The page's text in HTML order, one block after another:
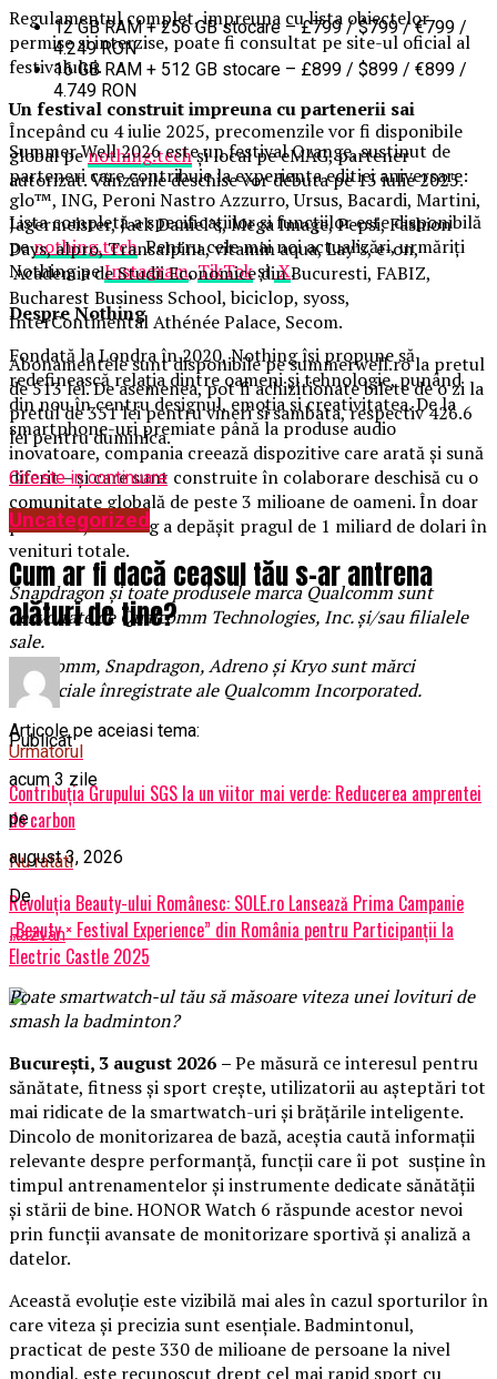
12 GB RAM + 256 GB stocare – £799 / $799 / €799 /
4.249 RON
16 GB RAM + 512 GB stocare – £899 / $899 / €899 /
4.749 RON
Începând cu 4 iulie 2025, precomenzile vor fi disponibile
global penothing.techși local pe eMAG, partener
autorizat. Vânzările deschise vor debuta pe 15 iulie 2025.
Lista completă a specificațiilor și funcțiilor este disponibilă
penothing.tech. Pentru cele mai noi actualizări, urmăriți
Nothing peInstagram,TikTokșiX.
Despre Nothing
Fondată la Londra în 2020, Nothing își propune să
redefinească relația dintre oameni și tehnologie, punând
din nou în centru designul, emoția și creativitatea. De la
smartphone-uri premiate până la produse audio
inovatoare, compania creează dispozitive care arată și sună
diferit – și care sunt construite în colaborare deschisă cu o
comunitate globală de peste 3 milioane de oameni. În doar
patru ani, Nothing a depășit pragul de 1 miliard de dolari în
venituri totale.
Snapdragon și toate produsele marca Qualcomm sunt
dezvoltate de Qualcomm Technologies, Inc. și/sau filialele
sale.
Qualcomm, Snapdragon, Adreno și Kryo sunt mărci
comerciale înregistrate ale Qualcomm Incorporated.
Articole pe aceiasi tema:
Urmatorul
Contribuția Grupului SGS la un viitor mai verde: Reducerea amprentei
de carbon
Nu ratati
Revoluția Beauty-ului Românesc: SOLE.ro Lansează Prima Campanie
„Beauty × Festival Experience” din România pentru Participanții la
Electric Castle 2025
Regulamentul complet, impreuna cu lista obiectelor
permise si interzise, poate fi consultat pe site-ul oficial al
festivalului.
Un festival construitimpreuna cu partenerii sai
Summer Well 2026 este un festival Orange, sustinut de
parteneri care contribuie la experienta editiei aniversare:
glo™, ING, Peroni Nastro Azzurro, Ursus, Bacardi, Martini,
Jagermeister, Jack Daniel’s, Mega Image, Pepsi, Fashion
Days, alpro, Transalpina, vitamin aqua, Lay’s, e-on,
Academia de Studii Economice din Bucuresti, FABIZ,
Bucharest Business School, biciclop, syoss,
InterContinental Athénée Palace, Secom.
Abonamentele sunt disponibile pe summerwell.ro la pretul
de 513 lei. De asemenea, pot fi achizitionate bilete de o zi la
pretul de 351 lei pentru vineri si sambata, respectiv 426.6
lei pentru duminica.
Citeste in continuare
Uncategorized
Cum ar fi dacă ceasul tău s-ar antrena
alături de tine?
Publicat
acum 3 zile
pe
august 3, 2026
De
Razvan
Poate smartwatch-ul tăusă măsoare viteza unei lovituri de
smash la badminton?
București, 3 august 2026 –Pe măsură ce interesul pentru
sănătate, fitness și sport crește, utilizatorii au așteptări tot
mai ridicate de la smartwatch-uri și brățările inteligente.
Dincolo de monitorizarea de bază, aceștia caută informații
relevante despre performanță, funcții care îi pot susține în
timpul antrenamentelor și instrumente dedicate sănătății
și stării de bine. HONOR Watch 6 răspunde acestor nevoi
prin funcții avansate de monitorizare sportivă și analiză a
datelor.
Această evoluție este vizibilă mai ales în cazul sporturilor în
care viteza și precizia sunt esențiale. Badmintonul,
practicat de peste 330 de milioane de persoane la nivel
mondial, este recunoscut drept cel mai rapid sport cu